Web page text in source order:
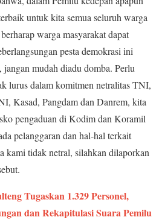
untuk kita semua seluruh warga
warga masyarakat dapat
pesta demokrasi ini
jangan mudah diadu domba. Perlu
lurus dalam komitmen netralitas TNI,
Kasad, Pangdam dan Danrem, kita
pengaduan di Kodim dan Koramil
pelanggaran dan hal-hal terkait
kami tidak netral, silahkan dilaporkan
Tugaskan 1.329 Personel,
dan Rekapitulasi Suara Pemilu